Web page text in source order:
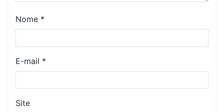
Nome *
E-mail *
Site